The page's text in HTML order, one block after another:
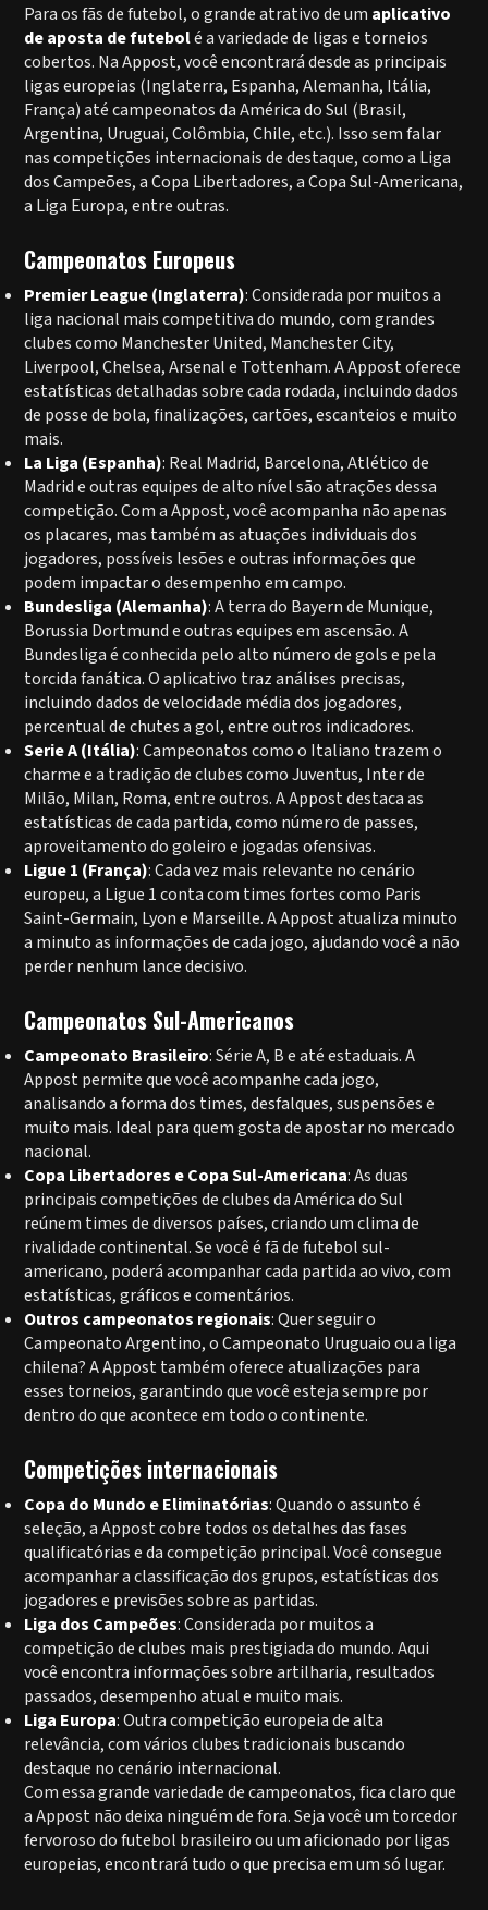
Para os fãs de futebol, o grande atrativo de um aplicativo
de aposta de futebolé a variedade de ligas e torneios
cobertos. Na Appost, você encontrará desde as principais
ligas europeias (Inglaterra, Espanha, Alemanha, Itália,
França) até campeonatos da América do Sul (Brasil,
Argentina, Uruguai, Colômbia, Chile, etc.). Isso sem falar
nas competições internacionais de destaque, como a Liga
dos Campeões, a Copa Libertadores, a Copa Sul-Americana,
a Liga Europa, entre outras.
Campeonatos Europeus
Premier League (Inglaterra): Considerada por muitos a
liga nacional mais competitiva do mundo, com grandes
clubes como Manchester United, Manchester City,
Liverpool, Chelsea, Arsenal e Tottenham. A Appost oferece
estatísticas detalhadas sobre cada rodada, incluindo dados
de posse de bola, finalizações, cartões, escanteios e muito
mais.
La Liga (Espanha): Real Madrid, Barcelona, Atlético de
Madrid e outras equipes de alto nível são atrações dessa
competição. Com a Appost, você acompanha não apenas
os placares, mas também as atuações individuais dos
jogadores, possíveis lesões e outras informações que
podem impactar o desempenho em campo.
Bundesliga (Alemanha): A terra do Bayern de Munique,
Borussia Dortmund e outras equipes em ascensão. A
Bundesliga é conhecida pelo alto número de gols e pela
torcida fanática. O aplicativo traz análises precisas,
incluindo dados de velocidade média dos jogadores,
percentual de chutes a gol, entre outros indicadores.
Serie A (Itália): Campeonatos como o Italiano trazem o
charme e a tradição de clubes como Juventus, Inter de
Milão, Milan, Roma, entre outros. A Appost destaca as
estatísticas de cada partida, como número de passes,
aproveitamento do goleiro e jogadas ofensivas.
Ligue 1 (França): Cada vez mais relevante no cenário
europeu, a Ligue 1 conta com times fortes como Paris
Saint-Germain, Lyon e Marseille. A Appost atualiza minuto
a minuto as informações de cada jogo, ajudando você a não
perder nenhum lance decisivo.
Campeonatos Sul-Americanos
Campeonato Brasileiro: Série A, B e até estaduais. A
Appost permite que você acompanhe cada jogo,
analisando a forma dos times, desfalques, suspensões e
muito mais. Ideal para quem gosta de apostar no mercado
nacional.
Copa Libertadores e Copa Sul-Americana: As duas
principais competições de clubes da América do Sul
reúnem times de diversos países, criando um clima de
rivalidade continental. Se você é fã de futebol sul-
americano, poderá acompanhar cada partida ao vivo, com
estatísticas, gráficos e comentários.
Outros campeonatos regionais: Quer seguir o
Campeonato Argentino, o Campeonato Uruguaio ou a liga
chilena? A Appost também oferece atualizações para
esses torneios, garantindo que você esteja sempre por
dentro do que acontece em todo o continente.
Competições internacionais
Copa do Mundo e Eliminatórias: Quando o assunto é
seleção, a Appost cobre todos os detalhes das fases
qualificatórias e da competição principal. Você consegue
acompanhar a classificação dos grupos, estatísticas dos
jogadores e previsões sobre as partidas.
Liga dos Campeões: Considerada por muitos a
competição de clubes mais prestigiada do mundo. Aqui
você encontra informações sobre artilharia, resultados
passados, desempenho atual e muito mais.
Liga Europa: Outra competição europeia de alta
relevância, com vários clubes tradicionais buscando
destaque no cenário internacional.
Com essa grande variedade de campeonatos, fica claro que
a Appost não deixa ninguém de fora. Seja você um torcedor
fervoroso do futebol brasileiro ou um aficionado por ligas
europeias, encontrará tudo o que precisa em um só lugar.